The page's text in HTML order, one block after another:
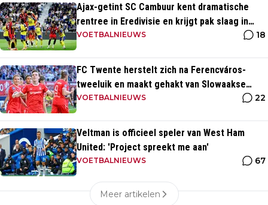
Ajax-getint SC Cambuur kent dramatische
rentree in Eredivisie en krijgt pak slaag in
eigen huis
VOETBALNIEUWS 18
FC Twente herstelt zich na Ferencváros-
tweeluik en maakt gehakt van Slowaakse
opponent
VOETBALNIEUWS 22
Veltman is officieel speler van West Ham
United: 'Project spreekt me aan'
VOETBALNIEUWS 67
Meer artikelen